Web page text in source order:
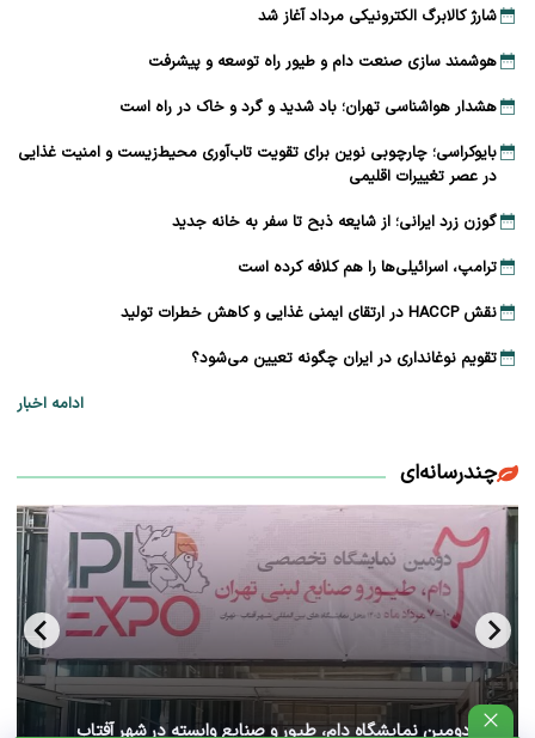
شارژ کالابرگ الکترونیکی مرداد آغاز شد
هوشمند سازی صنعت دام و طیور راه توسعه و پیشرفت
هشدار هواشناسی تهران؛ باد شدید و گرد و خاک در راه است
بایوکراسی؛ چارچوبی نوین برای تقویت تاب‌آوری محیط‌زیست و امنیت غذایی
در عصر تغییرات اقلیمی
گوزن زرد ایرانی؛ از شایعه ذبح تا سفر به خانه جدید
ترامپ، اسرائیلی‌ها را هم کلافه کرده است
نقش HACCP در ارتقای ایمنی غذایی و کاهش خطرات تولید
تقویم نوغانداری در ایران چگونه تعیین می‌شود؟
ادامه اخبار
چندرسانه‌ای
آغاز دومین نمایشگاه دام، طیور و صنایع وابسته در شهر آفتاب